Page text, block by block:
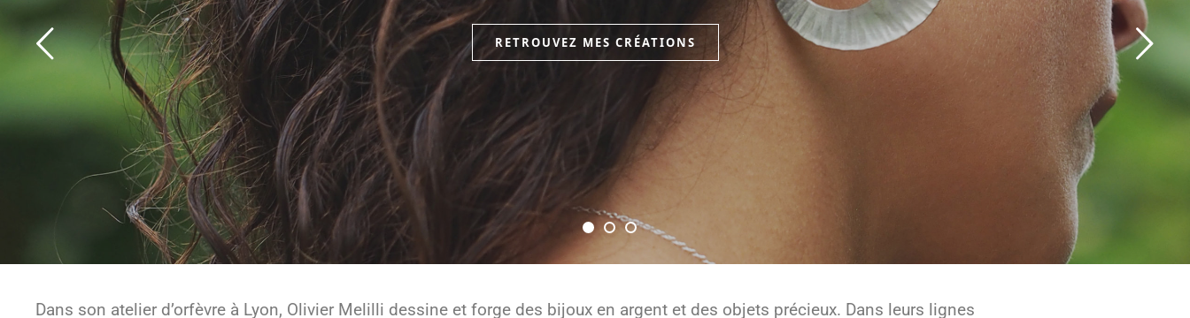
RETROUVEZ MES CRÉATIONS
Dans son atelier d’orfèvre à Lyon, Olivier Melilli dessine et forge des bijoux en argent et des objets précieux. Dans leurs lignes